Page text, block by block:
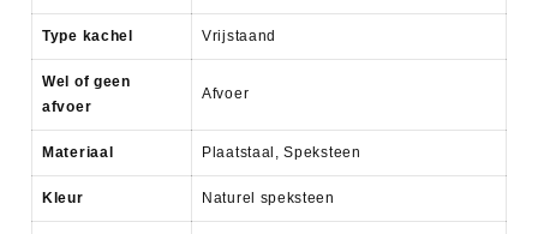
Type kachel Vrijstaand
Wel of geen
afvoer
Afvoer
Materiaal Plaatstaal, Speksteen
Kleur Naturel speksteen